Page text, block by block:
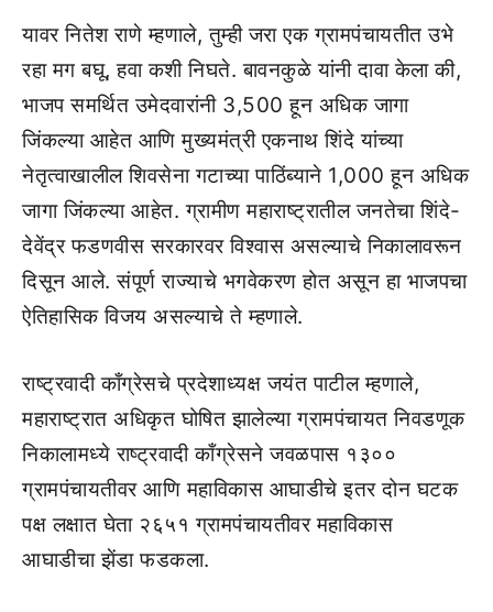
यावर नितेश राणे म्हणाले, तुम्ही जरा एक ग्रामपंचायतीत उभे
रहा मग बघू, हवा कशी निघते. बावनकुळे यांनी दावा केला की,
भाजप समर्थित उमेदवारांनी 3,500 हून अधिक जागा
जिंकल्या आहेत आणि मुख्यमंत्री एकनाथ शिंदे यांच्या
नेतृत्वाखालील शिवसेना गटाच्या पाठिंब्याने 1,000 हून अधिक
जागा जिंकल्या आहेत. ग्रामीण महाराष्ट्रातील जनतेचा शिंदे-
देवेंद्र फडणवीस सरकारवर विश्वास असल्याचे निकालावरून
दिसून आले. संपूर्ण राज्याचे भगवेकरण होत असून हा भाजपचा
ऐतिहासिक विजय असल्याचे ते म्हणाले.
राष्ट्रवादी काँग्रेसचे प्रदेशाध्यक्ष जयंत पाटील म्हणाले,
महाराष्ट्रात अधिकृत घोषित झालेल्या ग्रामपंचायत निवडणूक
निकालामध्ये राष्ट्रवादी काँग्रेसने जवळपास १३००
ग्रामपंचायतीवर आणि महाविकास आघाडीचे इतर दोन घटक
पक्ष लक्षात घेता २६५१ ग्रामपंचायतीवर महाविकास
आघाडीचा झेंडा फडकला.